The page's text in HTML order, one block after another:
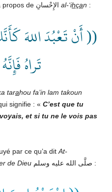
al-‘ihçan :
(( أَنْ تَعْبُدَ اللهَ
تَراهُ
tarahou fa’in lam takoun
signifie : « C’est que tu
et si tu ne le vois pas
par ce qu’a dit At-
de Dieu صلَّى الله عليه وسلم :